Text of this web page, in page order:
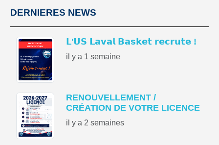
DERNIERES NEWS
𝗟'𝗨𝗦 𝗟𝗮𝘃𝗮𝗹 𝗕𝗮𝘀𝗸𝗲𝘁 𝗿𝗲𝗰𝗿𝘂𝘁𝗲 !
il y a 1 semaine
RENOUVELLEMENT /
CRÉATION DE VOTRE LICENCE
il y a 2 semaines